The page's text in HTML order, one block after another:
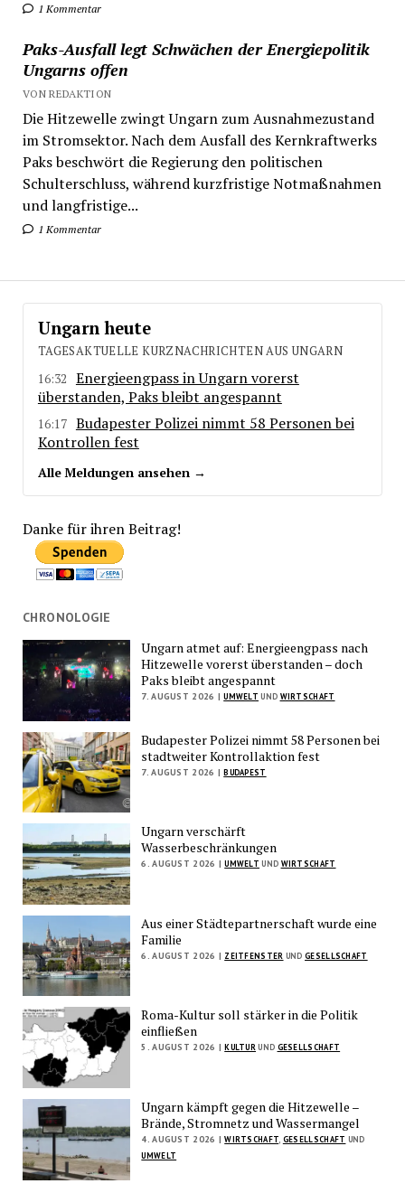
1 Kommentar
Paks-Ausfall legt Schwächen der Energiepolitik
Ungarns offen
VON REDAKTION
Die Hitzewelle zwingt Ungarn zum Ausnahmezustand
im Stromsektor. Nach dem Ausfall des Kernkraftwerks
Paks beschwört die Regierung den politischen
Schulterschluss, während kurzfristige Notmaßnahmen
und langfristige...
1 Kommentar
Ungarn heute
TAGESAKTUELLE KURZNACHRICHTEN AUS UNGARN
16:32
Energieengpass in Ungarn vorerst
überstanden, Paks bleibt angespannt
16:17 Budapester Polizei nimmt 58 Personen bei
Kontrollen fest
Alle Meldungen ansehen →
Danke für ihren Beitrag!
CHRONOLOGIE
Ungarn atmet auf: Energieengpass nach
Hitzewelle vorerst überstanden – doch
Paks bleibt angespannt
7. AUGUST 2026 | UMWELT UND WIRTSCHAFT
Budapester Polizei nimmt 58 Personen bei
stadtweiter Kontrollaktion fest
7. AUGUST 2026 | BUDAPEST
Ungarn verschärft
Wasserbeschränkungen
6. AUGUST 2026 | UMWELT UND WIRTSCHAFT
Aus einer Städtepartnerschaft wurde eine
Familie
6. AUGUST 2026 | ZEITFENSTER UNDGESELLSCHAFT
Roma-Kultur soll stärker in die Politik
einfließen
5. AUGUST 2026 | KULTURUND GESELLSCHAFT
Ungarn kämpft gegen die Hitzewelle –
Brände, Stromnetz und Wassermangel
4. AUGUST 2026 | WIRTSCHAFT GESELLSCHAFT UND
UMWELT